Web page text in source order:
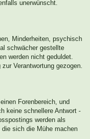
unerwünscht.
Minderheiten, psychisch
schwächer gestellte
werden nicht geduldet.
Verantwortung gezogen.
Forenbereich, und
keine schnellere Antwort -
werden als
sich die Mühe machen